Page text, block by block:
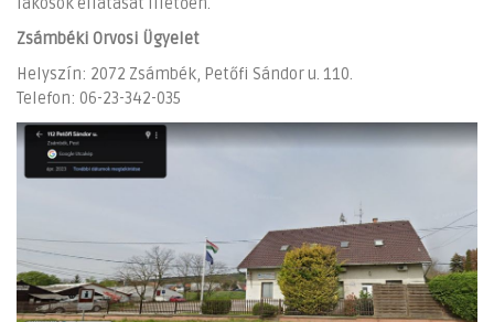
lakosok ellátását illetően.
Zsámbéki Orvosi Ügyelet
Helyszín: 2072 Zsámbék, Petőfi Sándor u. 110.
Telefon: 06-23-342-035